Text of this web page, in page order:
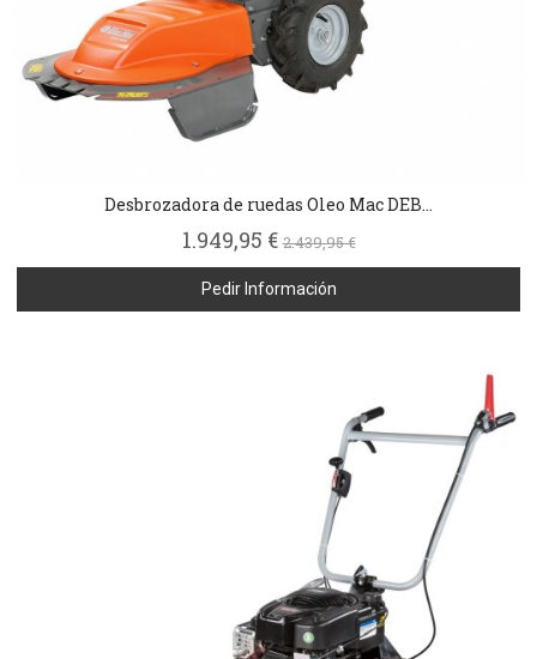
Desbrozadora de ruedas Oleo Mac DEB...
1.949,95 €2.439,95 €
Pedir Información